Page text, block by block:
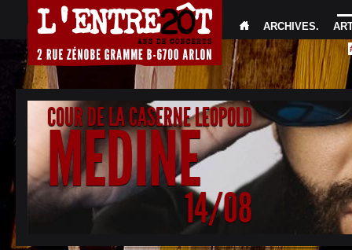
ARCHIVES.
COUR DE LA CASERNE LEOPOLD
MEDINE
14/08